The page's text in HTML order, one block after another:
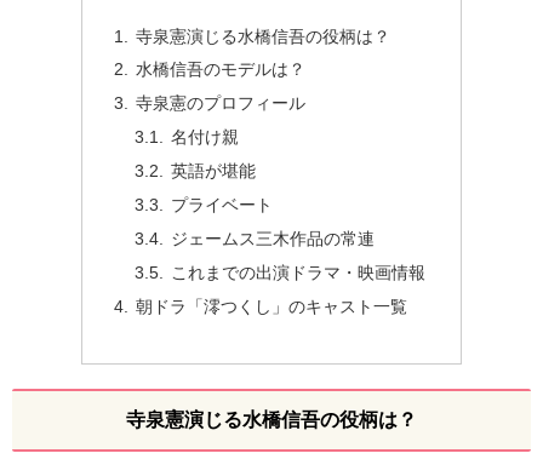
寺泉憲演じる水橋信吾の役柄は？
水橋信吾のモデルは？
寺泉憲のプロフィール
名付け親
英語が堪能
プライベート
ジェームス三木作品の常連
これまでの出演ドラマ・映画情報
朝ドラ「澪つくし」のキャスト一覧
寺泉憲演じる水橋信吾の役柄は？